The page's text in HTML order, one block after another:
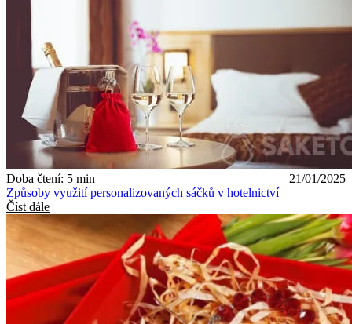
Doba čtení: 5 min
21/01/2025
Způsoby využití personalizovaných sáčků v hotelnictví
Číst dále